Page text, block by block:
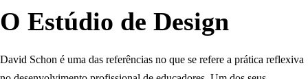
O Estúdio de Design
David Schon é uma das referências no que se refere a prática reflexiva